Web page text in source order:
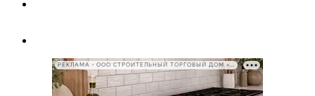
РЕКЛАМА • ООО СТРОИТЕЛЬНЫЙ ТОРГОВЫЙ ДОМ «ПЕТРОВИЧ», ИНН 7802348846